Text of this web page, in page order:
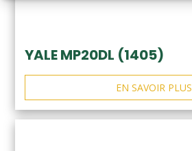
YALE MP20DL (1405)
EN SAVOIR PLUS